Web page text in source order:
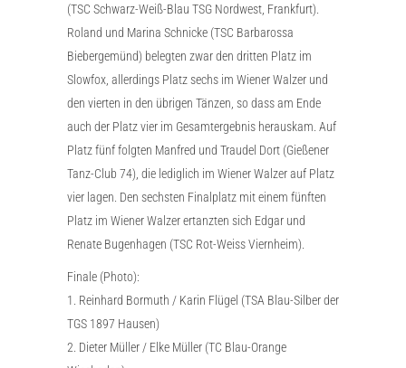
(TSC Schwarz-Weiß-Blau TSG Nordwest, Frankfurt).
Roland und Marina Schnicke (TSC Barbarossa
Biebergemünd) belegten zwar den dritten Platz im
Slowfox, allerdings Platz sechs im Wiener Walzer und
den vierten in den übrigen Tänzen, so dass am Ende
auch der Platz vier im Gesamtergebnis herauskam. Auf
Platz fünf folgten Manfred und Traudel Dort (Gießener
Tanz-Club 74), die lediglich im Wiener Walzer auf Platz
vier lagen. Den sechsten Finalplatz mit einem fünften
Platz im Wiener Walzer ertanzten sich Edgar und
Renate Bugenhagen (TSC Rot-Weiss Viernheim).
Finale (Photo):
1. Reinhard Bormuth / Karin Flügel (TSA Blau-Silber der
TGS 1897 Hausen)
2. Dieter Müller / Elke Müller (TC Blau-Orange